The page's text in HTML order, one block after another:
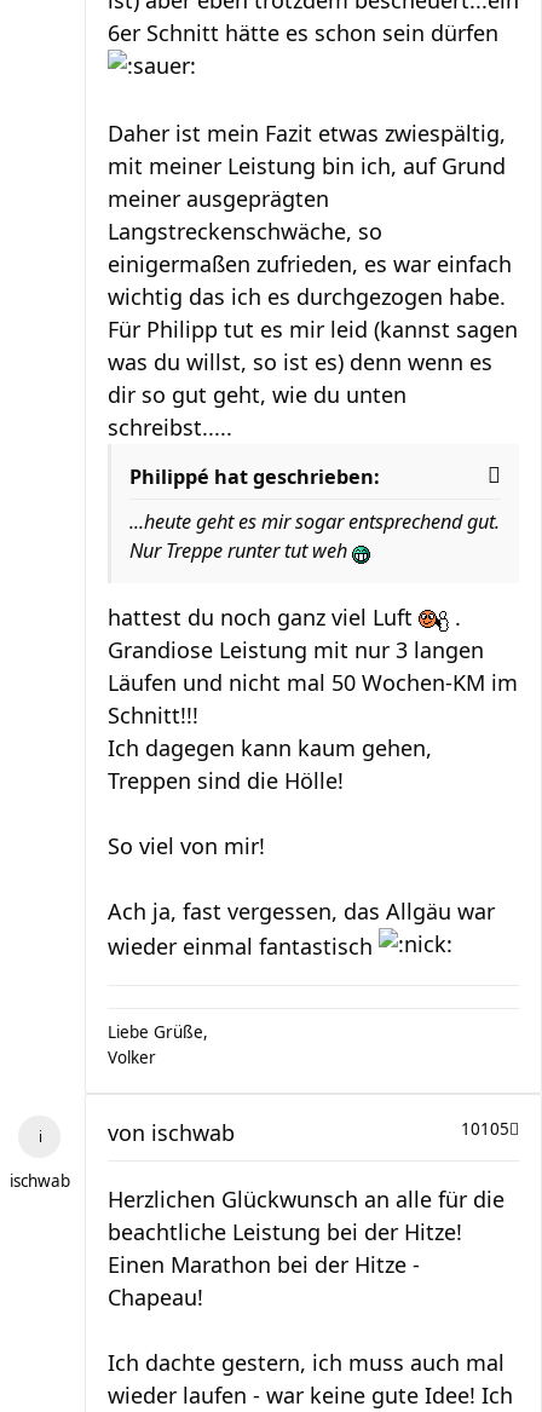
6er Schnitt hätte es schon sein dürfen
Daher ist mein Fazit etwas zwiespältig,
mit meiner Leistung bin ich, auf Grund
meiner ausgeprägten
Langstreckenschwäche, so
einigermaßen zufrieden, es war einfach
wichtig das ich es durchgezogen habe.
Für Philipp tut es mir leid (kannst sagen
was du willst, so ist es) denn wenn es
dir so gut geht, wie du unten
schreibst.....
Philippé hat geschrieben:
...heute geht es mir sogar entsprechend gut.
Nur Treppe runter tut weh
hattest du noch ganz viel Luft
.
Grandiose Leistung mit nur 3 langen
Läufen und nicht mal 50 Wochen-KM im
Schnitt!!!
Ich dagegen kann kaum gehen,
Treppen sind die Hölle!
So viel von mir!
Ach ja, fast vergessen, das Allgäu war
wieder einmal fantastisch
Liebe Grüße,
Volker
ischwab
10105
von ischwab
Herzlichen Glückwunsch an alle für die
beachtliche Leistung bei der Hitze!
Einen Marathon bei der Hitze -
Chapeau!
Ich dachte gestern, ich muss auch mal
wieder laufen - war keine gute Idee! Ich